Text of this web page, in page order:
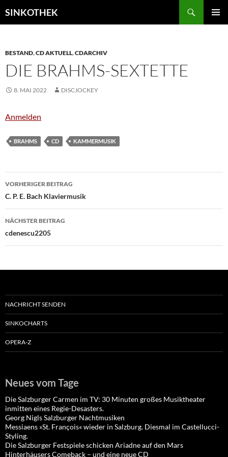
Inhalt
SINKOTHEK
BESTAND,CD AKTUELL,CDARCHIV
DIE BRAHMS-SEXTETTE
8. MAI 2022 DISCJOCKEY
Anmelden
BRAHMS CD KAMMERMUSIK
Beitragsnavigation
VORHERIGER BEITRAG
C. P. E. Bach Klaviermusik
NÄCHSTER BEITRAG
cdenescu2205
NACHRICHT SENDEN
SINKOCHARTS
OPERA-Z
Neues vom Tage
Die Salzburger Carmen im TV: 30 Minuten großes Musiktheater
inmitten eines Regie-Desasters.
Georg Nigls Salzburger Nachtmusiken
Messiaens »St. François« wieder in Salzburg. Diesmal im Castellucci-
Styling.
Die Salzburger Festspiele schicken Ariadne auf den Mars
Hinterhäusers Comeback – und eine neue CD